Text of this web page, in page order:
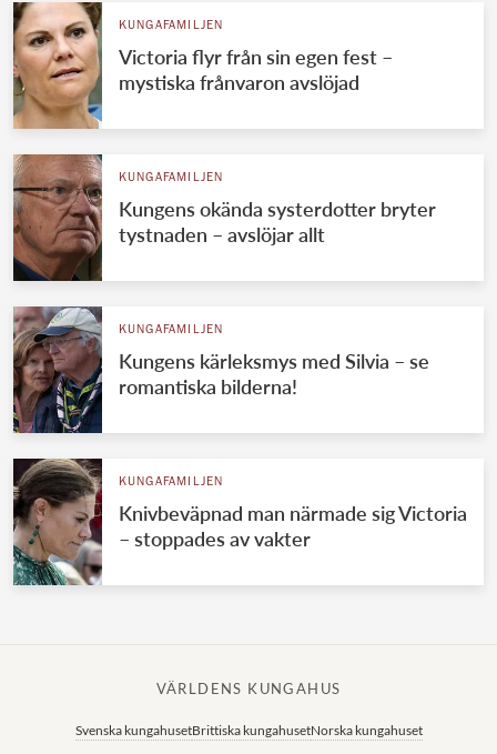
KUNGAFAMILJEN
Victoria flyr från sin egen fest –
mystiska frånvaron avslöjad
KUNGAFAMILJEN
Kungens okända systerdotter bryter
tystnaden – avslöjar allt
KUNGAFAMILJEN
Kungens kärleksmys med Silvia – se
romantiska bilderna!
KUNGAFAMILJEN
Knivbeväpnad man närmade sig Victoria
– stoppades av vakter
VÄRLDENS KUNGAHUS
Svenska kungahusetBrittiska kungahusetNorska kungahuset